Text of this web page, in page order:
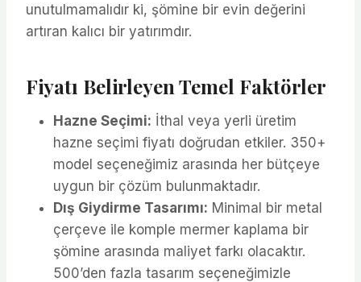
unutulmamalıdır ki, şömine bir evin değerini
artıran kalıcı bir yatırımdır.
Fiyatı Belirleyen Temel Faktörler
Hazne Seçimi: İthal veya yerli üretim
hazne seçimi fiyatı doğrudan etkiler. 350+
model seçeneğimiz arasında her bütçeye
uygun bir çözüm bulunmaktadır.
Dış Giydirme Tasarımı: Minimal bir metal
çerçeve ile komple mermer kaplama bir
şömine arasında maliyet farkı olacaktır.
500’den fazla tasarım seçeneğimizle